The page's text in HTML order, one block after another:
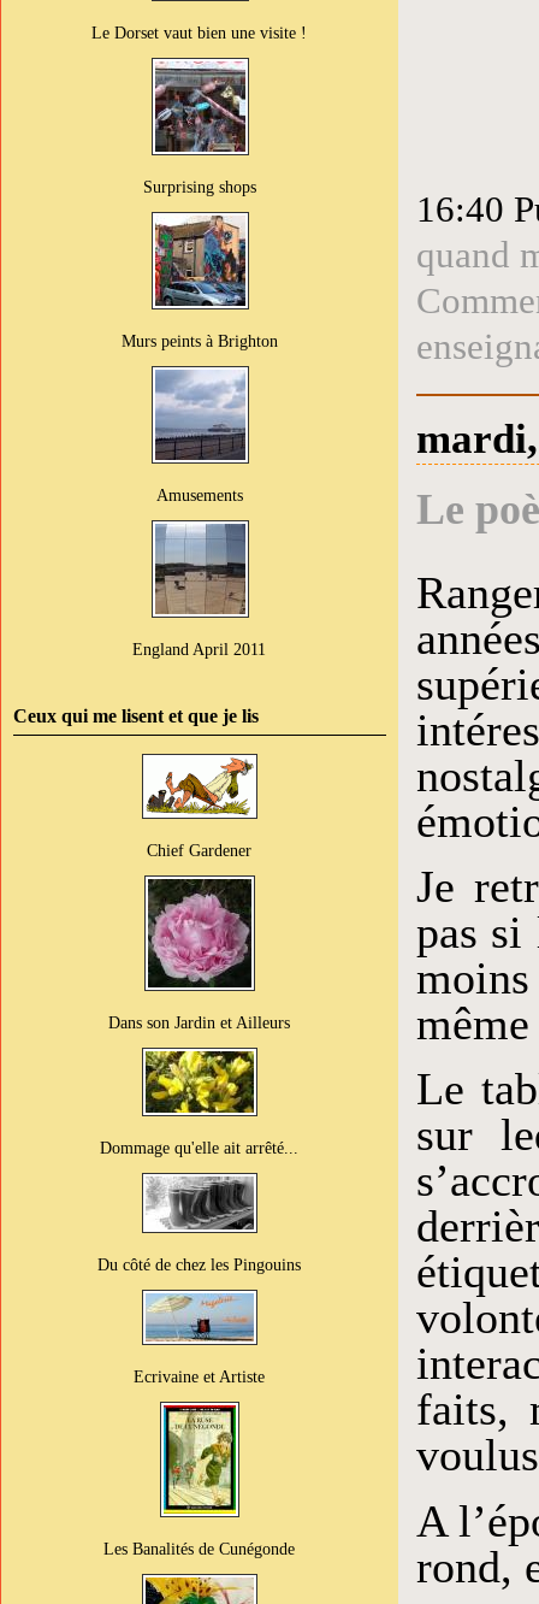
Le Dorset vaut bien une visite !
Surprising shops
Murs peints à Brighton
Amusements
England April 2011
Ceux qui me lisent et que je lis
Chief Gardener
Dans son Jardin et Ailleurs
Dommage qu'elle ait arrêté...
Du côté de chez les Pingouins
Ecrivaine et Artiste
Les Banalités de Cunégonde
16:40
quand
Le
Je
pas si
Le
sur
faits,
A
rond,